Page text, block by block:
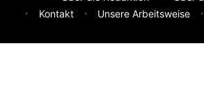
Kontakt
Unsere Arbeitsweise